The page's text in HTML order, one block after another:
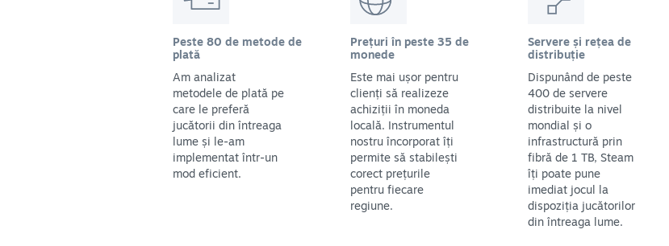
Peste 80 de metode de
plată
Am analizat
metodele de plată pe
care le preferă
jucătorii din întreaga
lume și le-am
implementat într-un
mod eficient.
Prețuri în peste 35 de
monede
Este mai ușor pentru
clienți să realizeze
achiziții în moneda
locală. Instrumentul
nostru încorporat îți
permite să stabilești
corect prețurile
pentru fiecare
regiune.
Servere și rețea de
distribuție
Dispunând de peste
400 de servere
distribuite la nivel
mondial și o
infrastructură prin
fibră de 1 TB, Steam
îți poate pune
imediat jocul la
dispoziția jucătorilor
din întreaga lume.